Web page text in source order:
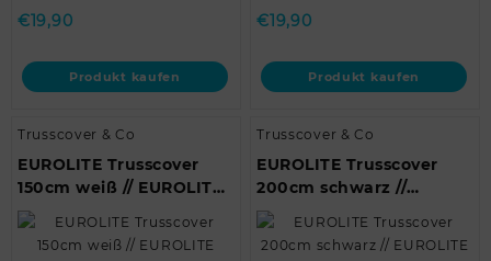
€19,90
Produkt kaufen
€19,90
Produkt kaufen
Trusscover & Co
EUROLITE Trusscover
150cm weiß // EUROLITE
Truss Cover 150cm white
Trusscover & Co
EUROLITE Trusscover
200cm schwarz //
EUROLITE Truss Cover
200cm black